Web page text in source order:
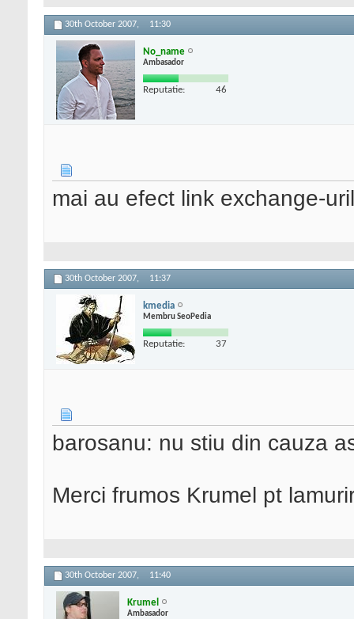
30th October 2007, 11:30
No_name
Ambasador
Reputatie: 46
mai au efect link exchange-
30th October 2007, 11:37
kmedia
Membru SeoPedia
Reputatie: 37
barosanu: nu stiu din cauza
Merci frumos Krumel pt
30th October 2007, 11:40
Krumel
Ambasador